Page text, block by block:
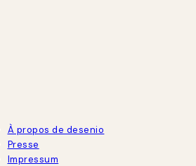
À propos de desenio
Presse
Impressum